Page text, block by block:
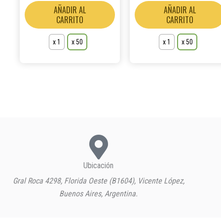
AÑADIR AL
CARRITO
página
x 1 x 50
AÑADIR AL
CARRITO
x 1 x 50
Ubicación
Gral Roca 4298, Florida Oeste (B1604), Vicente López,
Buenos Aires, Argentina.